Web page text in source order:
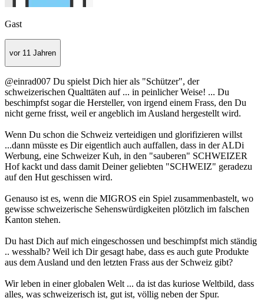
Gast
vor 11 Jahren
@einrad007 Du spielst Dich hier als "Schützer", der
schweizerischen Qualttäten auf ... in peinlicher Weise! ... Du
beschimpfst sogar die Hersteller, von irgend einem Frass, den Du
nicht gerne frisst, weil er angeblich im Ausland hergestellt wird.
Wenn Du schon die Schweiz verteidigen und glorifizieren willst
...dann müsste es Dir eigentlich auch auffallen, dass in der ALDi
Werbung, eine Schweizer Kuh, in den "sauberen" SCHWEIZER
Hof kackt und dass damit Deiner geliebten "SCHWEIZ" geradezu
auf den Hut geschissen wird.
Genauso ist es, wenn die MIGROS ein Spiel zusammenbastelt, wo
gewisse schweizerische Sehenswürdigkeiten plötzlich im falschen
Kanton stehen.
Du hast Dich auf mich eingeschossen und beschimpfst mich ständig
.. wesshalb? Weil ich Dir gesagt habe, dass es auch gute Produkte
aus dem Ausland und den letzten Frass aus der Schweiz gibt?
Wir leben in einer globalen Welt ... da ist das kuriose Weltbild, dass
alles, was schweizerisch ist, gut ist, völlig neben der Spur.